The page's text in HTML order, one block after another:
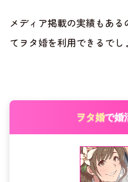
メディア掲載の実績もあ
てヲタ婚を利用できるでし
ヲタ婚で婚